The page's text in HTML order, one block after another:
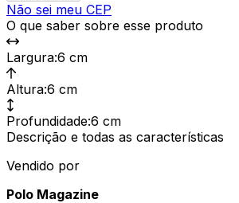
Não sei meu CEP
O que saber sobre esse produto
Largura:6 cm
Altura:6 cm
Profundidade:6 cm
Descrição e todas as características
Vendido por
Polo Magazine